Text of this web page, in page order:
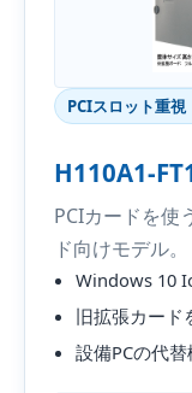
PCIスロット重視
H110A1-
PCIカードを使
ド向けモデル。
Windows 10
旧拡張カード
設備PCの代